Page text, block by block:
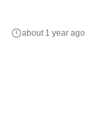
ていくため、新規
about 1 year ago